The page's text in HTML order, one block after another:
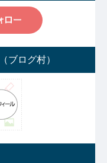
ブログ村）